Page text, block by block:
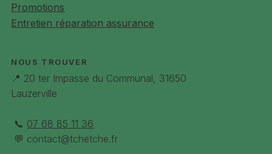
Promotions
Entretien réparation assurance
NOUS TROUVER
📍 20 ter Impasse du Communal, 31650
Lauzerville
📞 07 68 85 11 36
💬 contact@tchetche.fr